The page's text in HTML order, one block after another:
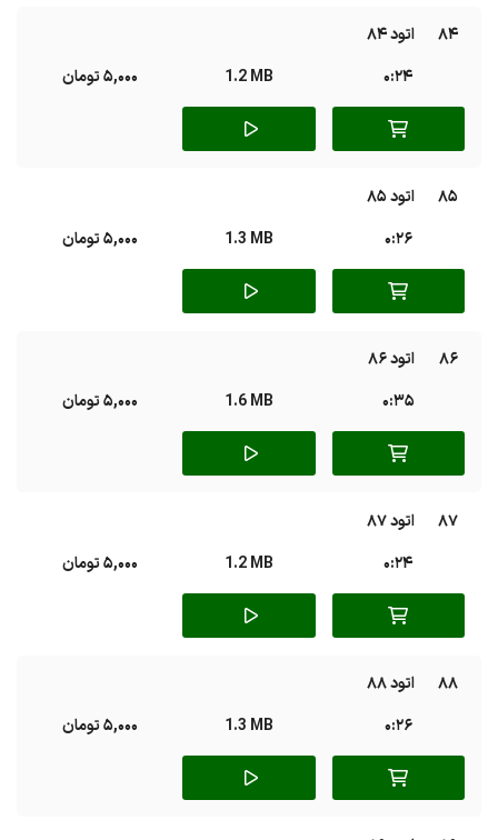
84
اتود 84
0:24
1.2 MB 5,000 تومان
85
اتود 85
0:26
1.3 MB 5,000 تومان
86
اتود 86
0:35
1.6 MB 5,000 تومان
87
اتود 87
0:24
1.2 MB 5,000 تومان
88
اتود 88
0:26
1.3 MB 5,000 تومان